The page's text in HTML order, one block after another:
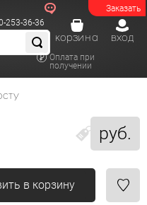
Заказать
253-36-36
Оплата при
получении
вход
корзина
руб.
в корзину